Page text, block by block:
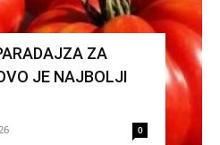
ZA
JE NAJBOLJI
0